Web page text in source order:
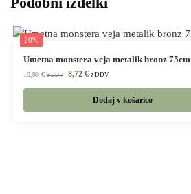
20%
Umetna monstera veja metalik bronz 75cm
10,90€ z DDV 8,72 € z DDV
Dodaj v košarico